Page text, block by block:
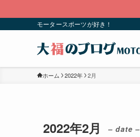
モータースポーツが好き！
ホーム 2022年 2月
2022年2月 – date –